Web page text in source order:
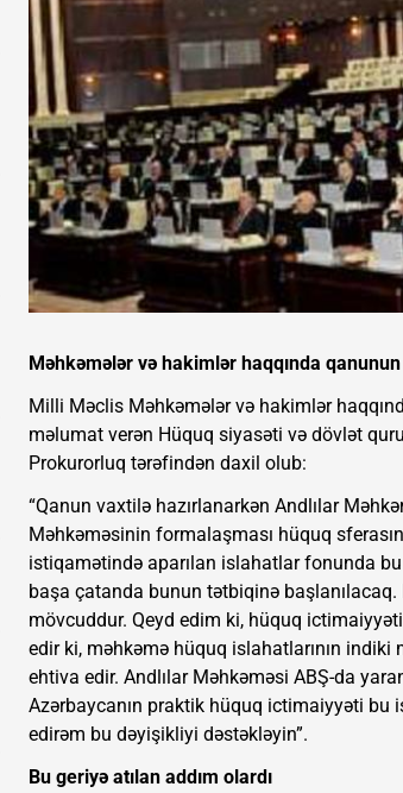
Məhkəmələr və hakimlər haqqında
Milli Məclis Məhkəmələr və hakimlər
məlumat verən Hüquq siyasəti və dövlət
Prokurorluq tərəfindən daxil olub:
“Qanun vaxtilə hazırlanarkən Andlılar
Məhkəməsinin formalaşması hüquq
istiqamətində aparılan islahatlar fonunda
başa çatanda bunun tətbiqinə
mövcuddur. Qeyd edim ki, hüquq
edir ki, məhkəmə hüquq islahatlarının
ehtiva edir. Andlılar Məhkəməsi ABŞ-da
Azərbaycanın praktik hüquq ictimaiyyəti bu
edirəm bu dəyişikliyi dəstəkləyin”.
Bu geriyə atılan addım olardı